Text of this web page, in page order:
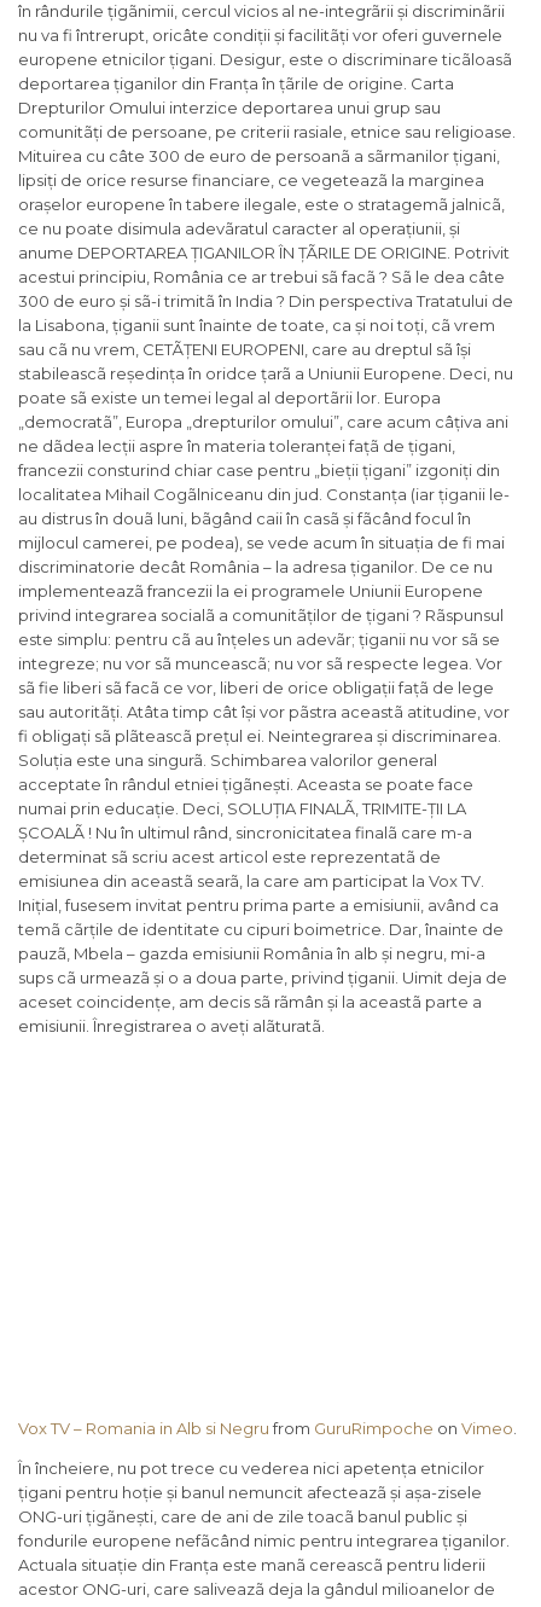
în rândurile țigãnimii, cercul vicios al ne-integrãrii și discriminãrii
nu va fi întrerupt, oricâte condiții și facilitãți vor oferi guvernele
europene etnicilor țigani. Desigur, este o discriminare ticãloasã
deportarea țiganilor din Franța în țãrile de origine. Carta
Drepturilor Omului interzice deportarea unui grup sau
comunitãți de persoane, pe criterii rasiale, etnice sau religioase.
Mituirea cu câte 300 de euro de persoanã a sãrmanilor țigani,
lipsiți de orice resurse financiare, ce vegeteazã la marginea
orașelor europene în tabere ilegale, este o stratagemã jalnicã,
ce nu poate disimula adevãratul caracter al operațiunii, și
anume DEPORTAREA ȚIGANILOR ÎN ȚÃRILE DE ORIGINE. Potrivit
acestui principiu, România ce ar trebui sã facã ? Sã le dea câte
300 de euro și sã-i trimitã în India ? Din perspectiva Tratatului de
la Lisabona, țiganii sunt înainte de toate, ca și noi toți, cã vrem
sau cã nu vrem, CETÃȚENI EUROPENI, care au dreptul sã își
stabileascã reședința în oridce țarã a Uniunii Europene. Deci, nu
poate sã existe un temei legal al deportãrii lor. Europa
„democratã”, Europa „drepturilor omului”, care acum câțiva ani
ne dãdea lecții aspre în materia toleranței fațã de țigani,
francezii consturind chiar case pentru „bieții țigani” izgoniți din
localitatea Mihail Cogãlniceanu din jud. Constanța (iar țiganii le-
au distrus în douã luni, bãgând caii în casã și fãcând focul în
mijlocul camerei, pe podea), se vede acum în situația de fi mai
discriminatorie decât România – la adresa țiganilor. De ce nu
implementeazã francezii la ei programele Uniunii Europene
privind integrarea socialã a comunitãților de țigani ? Rãspunsul
este simplu: pentru cã au înțeles un adevãr; țiganii nu vor sã se
integreze; nu vor sã munceascã; nu vor sã respecte legea. Vor
sã fie liberi sã facã ce vor, liberi de orice obligații fațã de lege
sau autoritãți. Atâta timp cât își vor pãstra aceastã atitudine, vor
fi obligați sã plãteascã prețul ei. Neintegrarea și discriminarea.
Soluția este una singurã. Schimbarea valorilor general
acceptate în rândul etniei țigãnești. Aceasta se poate face
numai prin educație. Deci, SOLUȚIA FINALÃ, TRIMITE-ȚII LA
ȘCOALÃ ! Nu în ultimul rând, sincronicitatea finalã care m-a
determinat sã scriu acest articol este reprezentatã de
emisiunea din aceastã searã, la care am participat la Vox TV.
Inițial, fusesem invitat pentru prima parte a emisiunii, având ca
temã cãrțile de identitate cu cipuri boimetrice. Dar, înainte de
pauzã, Mbela – gazda emisiunii România în alb și negru, mi-a
sups cã urmeazã și o a doua parte, privind țiganii. Uimit deja de
aceset coincidențe, am decis sã rãmân și la aceastã parte a
emisiunii. Înregistrarea o aveți alãturatã.
Vox TV – Romania in Alb si Negrufrom GuruRimpoche on Vimeo
În încheiere, nu pot trece cu vederea nici apetența etnicilor
țigani pentru hoție și banul nemuncit afecteazã și așa-zisele
ONG-uri țigãnești, care de ani de zile toacã banul public și
fondurile europene nefãcând nimic pentru integrarea țiganilor.
Actuala situație din Franța este manã cereascã pentru liderii
acestor ONG-uri, care saliveazã deja la gândul milioanelor de